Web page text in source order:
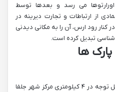
می رسد و بعدها توسط
از ارتباطات و تجارت دیرینه در
رود ارس، آن را به مکانی دیدنی
شناسی تبدیل کرده است.
پارک کوهستانی ارس، با وسعتی قابل توجه در ۴ کیلومتری مرکز شهر جلفا